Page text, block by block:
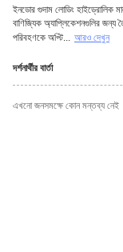
ইনডোর গুদাম লোডিং হাইড্রোলিক
বাণিজ্যিক অ্যাপ্লিকেশনগুলির জন্য
পরিবহণকে অপ্টি... আরও দেখুন
দর্শনার্থীর বার্তা
এখনো জনসমক্ষে কোন মন্তব্য নেই